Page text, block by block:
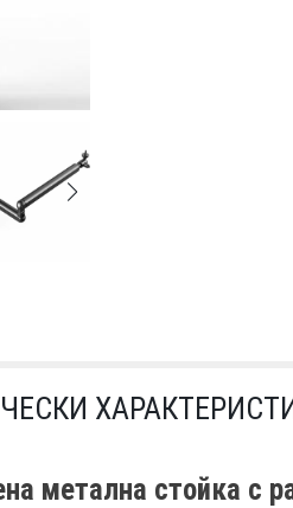
метална стойка с